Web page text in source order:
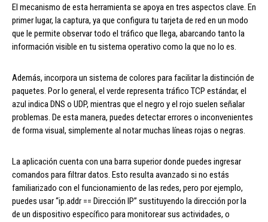
El mecanismo de esta herramienta se apoya en tres aspectos clave. En
primer lugar, la captura, ya que configura tu tarjeta de red en un modo
que le permite observar todo el tráfico que llega, abarcando tanto la
información visible en tu sistema operativo como la que no lo es.
Además, incorpora un sistema de colores para facilitar la distinción de
paquetes. Por lo general, el verde representa tráfico TCP estándar, el
azul indica DNS o UDP, mientras que el negro y el rojo suelen señalar
problemas. De esta manera, puedes detectar errores o inconvenientes
de forma visual, simplemente al notar muchas líneas rojas o negras.
La aplicación cuenta con una barra superior donde puedes ingresar
comandos para filtrar datos. Esto resulta avanzado si no estás
familiarizado con el funcionamiento de las redes, pero por ejemplo,
puedes usar “ip.addr == Dirección IP” sustituyendo la dirección por la
de un dispositivo específico para monitorear sus actividades, o